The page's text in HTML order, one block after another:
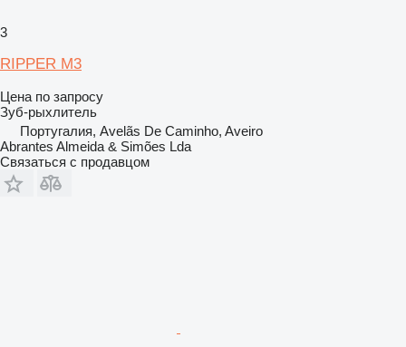
3
RIPPER M3
Цена по запросу
Зуб-рыхлитель
Португалия, Avelãs De Caminho, Aveiro
Abrantes Almeida & Simões Lda
Связаться с продавцом